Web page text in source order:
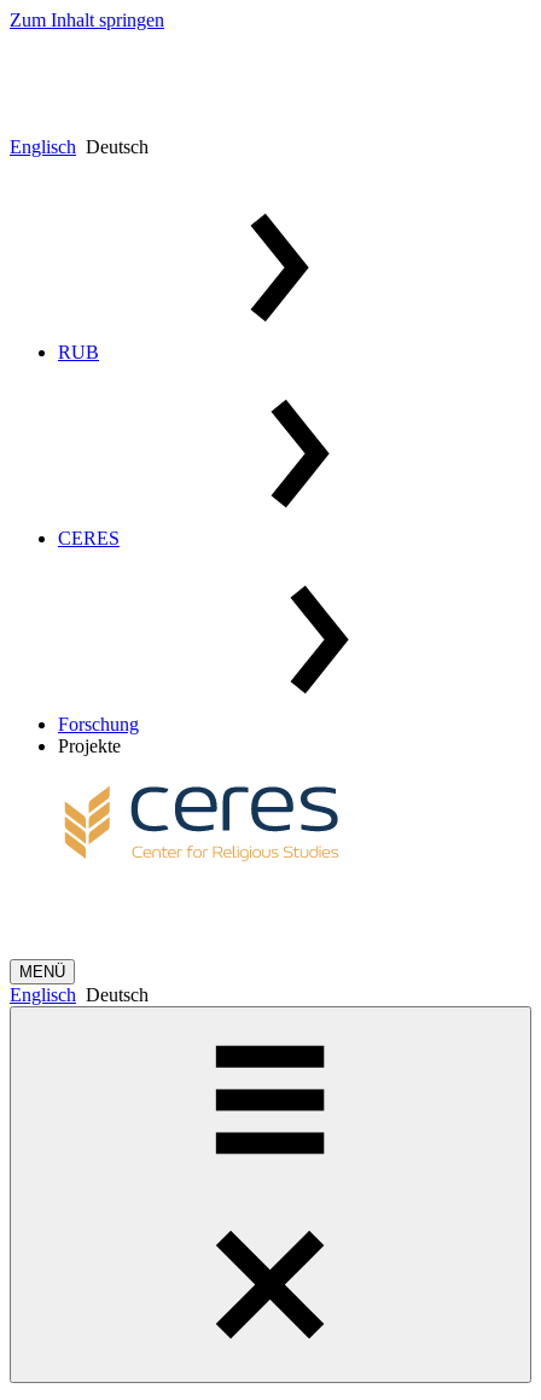
Zum Inhalt springen
Englisch Deutsch
RUB
CERES
Forschung
Projekte
MENÜ
Englisch Deutsch